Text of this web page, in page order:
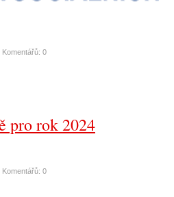
Komentářů: 0
pro rok 2024
Komentářů: 0